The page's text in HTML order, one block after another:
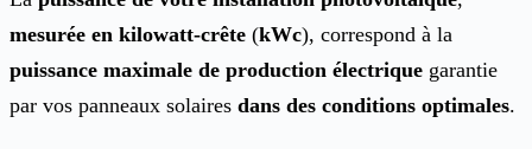
mesurée en kilowatt-crête (kWc), correspond à la
puissance maximale de production électrique garantie
par vos panneaux solaires dans des conditions optimales.